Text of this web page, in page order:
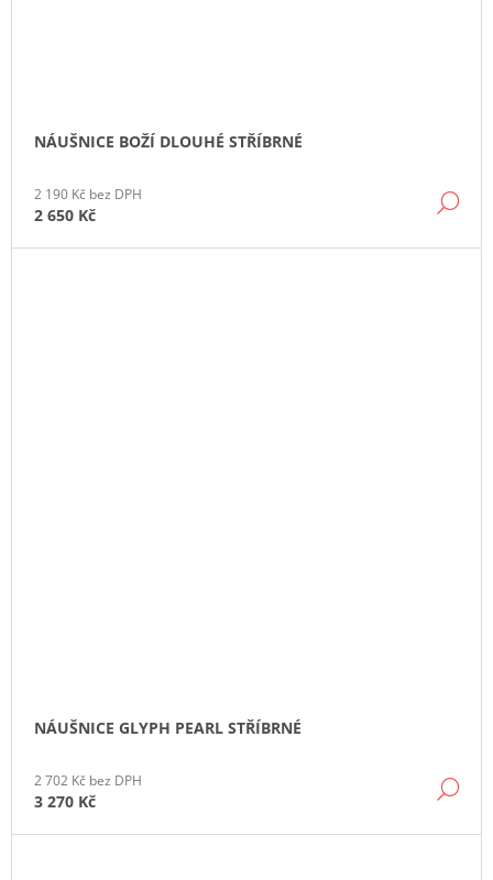
NÁUŠNICE BOŽÍ DLOUHÉ STŘÍBRNÉ
2 190 Kč bez DPH
2 650 Kč
NÁUŠNICE GLYPH PEARL STŘÍBRNÉ
2 702 Kč bez DPH
3 270 Kč